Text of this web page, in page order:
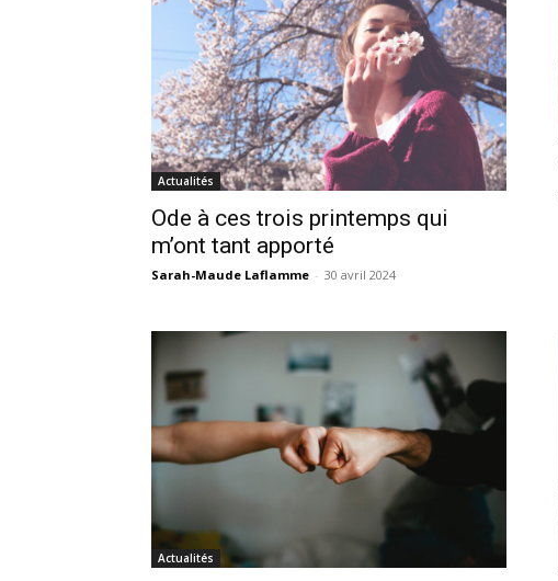
Actualités
Ode à ces trois printemps qui
m’ont tant apporté
Sarah-Maude Laflamme - 30 avril 2024
Actualités